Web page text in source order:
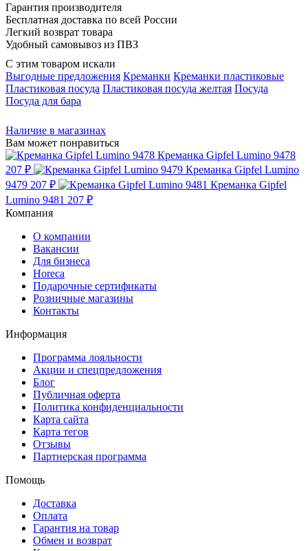
Гарантия производителя
Бесплатная доставка по всей России
Легкий возврат товара
Удобный самовывоз из ПВЗ
С этим товаром искали
Выгодные предложения Креманки Креманки пластиковые
Пластиковая посуда Пластиковая посуда желтая Посуда
Посуда для бара
Наличие в магазинах
Вам может понравиться
Креманка Gipfel Lumino 9478
207 ₽
Креманка Gipfel Lumino
9479 207 ₽
Креманка Gipfel
Lumino 9481 207 ₽
Компания
О компании
Вакансии
Для бизнеса
Horeca
Подарочные сертификаты
Розничные магазины
Контакты
Информация
Программа лояльности
Акции и спецпредложения
Блог
Публичная оферта
Политика конфиденциальности
Карта сайта
Карта тегов
Отзывы
Партнерская программа
Помощь
Доставка
Оплата
Гарантия на товар
Обмен и возврат